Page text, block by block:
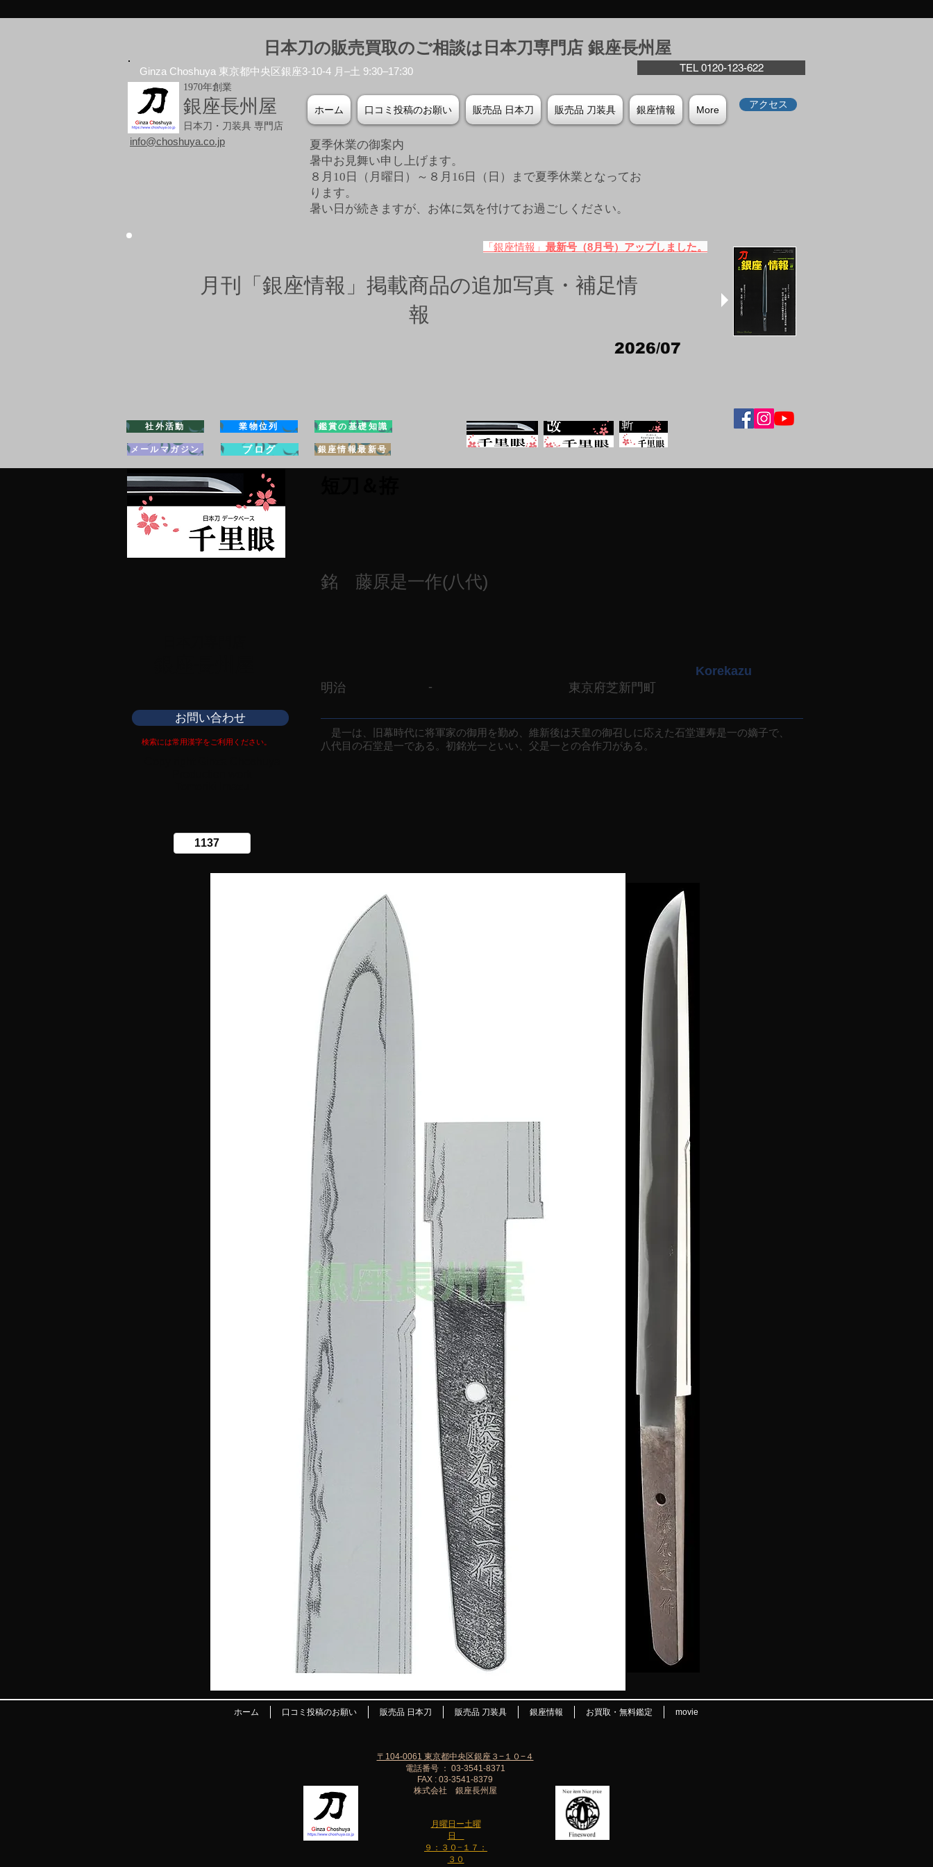
日本刀の販売買取のご相談は日本刀専門店 銀座⻑州屋
TEL 0120-123-622
Ginza Choshuya 東京都中央区銀座3-10-4 月–土 9:30–17:30
1970年創業
銀座長州屋
日本刀・刀装具 専門店
ホーム 口コミ投稿のお願い 販売品 日本刀 販売品 刀装具 銀座情報 More アクセス
info@choshuya.co.jp
夏季休業の御案内
暑中お見舞い申し上げます。
８月10日（月曜日）～８月16日（日）まで夏季休業となってお
ります。
​暑い日が続きますが、お体に気を付けてお過ごしください。
「銀座情報」 最新号（8月号）アップしました。
月刊「銀座情報」掲載商品の追加写真・補足情
報
2026/07
社外活動 業物位列 鑑賞の基礎知識
メールマガジン ブログ 銀座情報最新号
銘 藤原是一作(八代)
明治 - 東京府芝新門町
Korekazu
お問い合わせ
検索には常用漢字をご利用ください。
是一は、旧幕時代に将軍家の御用を勤め、維新後は天皇の御召しに応えた石堂運寿是一の嫡子で、
八代目の石堂是一である。初銘光一といい、父是一との合作刀がある。
ホーム 口コミ投稿のお願い 販売品 日本刀 販売品 刀装具 銀座情報 お買取・無料鑑定 movie
月曜日ー土曜
日
９：３０−１７：
３０
〒104-0061 東京都中央区銀座３−１０−４
電話番号 ： 03-3541-8371
FAX : 03-3541-8379
株式会社 銀座長州屋